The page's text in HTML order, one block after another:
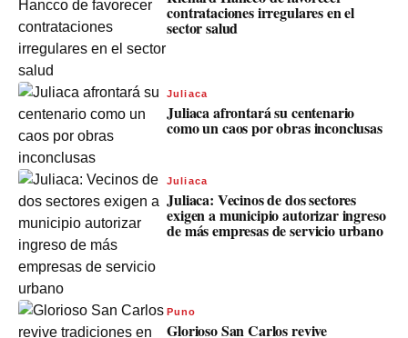
contrataciones irregulares en el
sector salud
Juliaca
Juliaca afrontará su centenario
como un caos por obras inconclusas
Juliaca
Juliaca: Vecinos de dos sectores
exigen a municipio autorizar ingreso
de más empresas de servicio urbano
Puno
Glorioso San Carlos revive